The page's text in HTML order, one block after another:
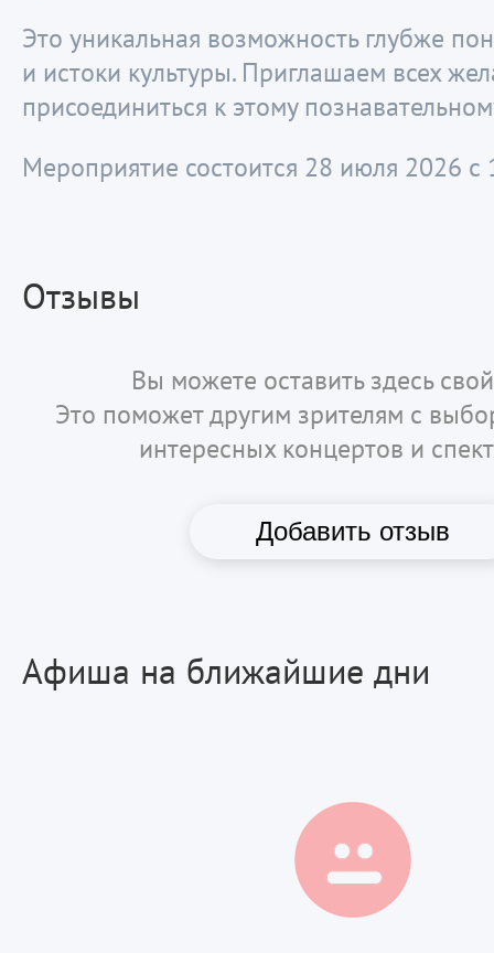
Это уникальная возможность глубже
и истоки культуры. Приглашаем всех
присоединиться к этому
Мероприятие состоится 28 июля 2026 с
Отзывы
Вы можете оставить здесь
Это поможет другим зрителям с
интересных концертов и
Добавить отзыв
Афиша на ближайшие дни